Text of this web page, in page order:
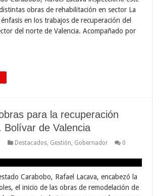
obras de rehabilitación en sector La
en los trabajos de recuperación del
del norte de Valencia. Acompañado por
para la recuperación
Bolívar de Valencia
Destacados Gestión Gobernador
0
Carabobo, Rafael Lacava, encabezó la
el inicio de las obras de remodelación de